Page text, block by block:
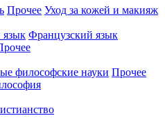
Прочее Уход за кожей и макияж
язык Французский язык
философские науки Прочее